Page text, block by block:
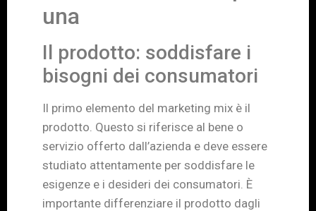
una
Il prodotto: soddisfare i
bisogni dei consumatori
Il primo elemento del marketing mix è il
prodotto. Questo si riferisce al bene o
servizio offerto dall’azienda e deve essere
studiato attentamente per soddisfare le
esigenze e i desideri dei consumatori. È
importante differenziare il prodotto dagli